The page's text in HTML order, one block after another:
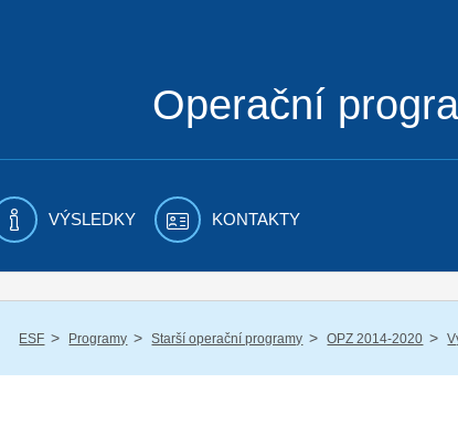
Operační
VÝSLEDKY KONTAKTY
ESF / Programy / Starší operační programy / OPZ 2014-2020 /